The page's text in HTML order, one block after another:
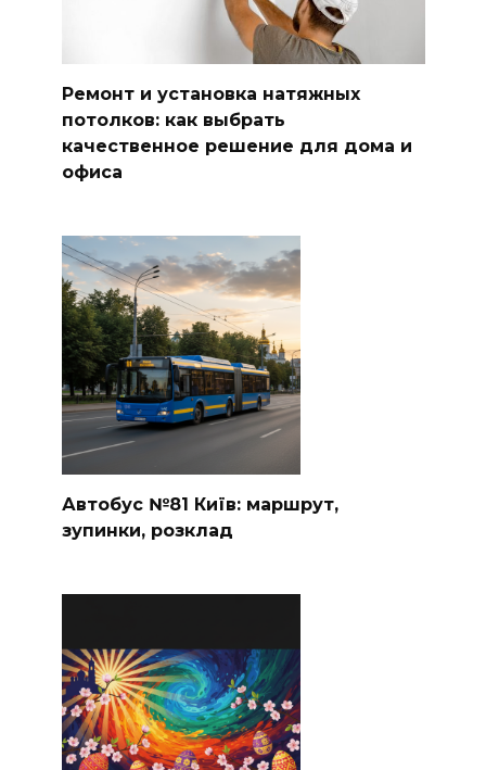
Ремонт и установка натяжных
потолков: как выбрать
качественное решение для дома и
офиса
Автобус №81 Київ: маршрут,
зупинки, розклад